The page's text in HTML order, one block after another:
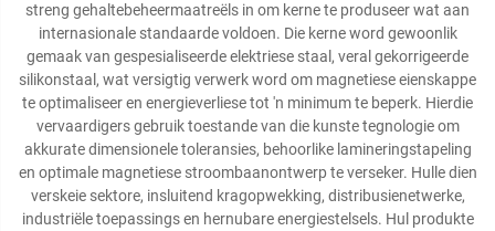
streng gehaltebeheermaatreëls in om kerne te produseer wat aan
internasionale standaarde voldoen. Die kerne word gewoonlik
gemaak van gespesialiseerde elektriese staal, veral gekorrigeerde
silikonstaal, wat versigtig verwerk word om magnetiese eienskappe
te optimaliseer en energieverliese tot 'n minimum te beperk. Hierdie
vervaardigers gebruik toestande van die kunste tegnologie om
akkurate dimensionele toleransies, behoorlike lamineringstapeling
en optimale magnetiese stroombaanontwerp te verseker. Hulle dien
verskeie sektore, insluitend kragopwekking, distribusienetwerke,
industriële toepassings en hernubare energiestelsels. Hul produkte